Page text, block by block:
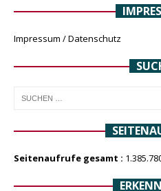
Impressum / Datenschutz
Seitenaufrufe gesamt :